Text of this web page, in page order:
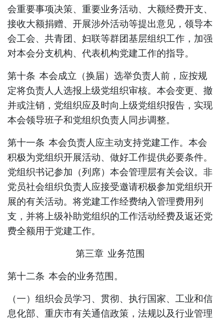
会重要事项决策、重要业务活动、大额经费开支、
接收大额捐赠、开展涉外活动等提出意见，领导本
会工会、共青团、妇联等群团基层组织工作，加强
对本会分支机构、代表机构党建工作的指导。
第十条 本会成立（换届）选举负责人前，应按规
定将负责人人选报上级党组织审核。本会变更、 撤
并或注销，党组织应及时向上级党组织报告，实现
本会领导班子和党组织负责人同步调整。
第十一条 本会负责人应主动支持党建工作。本会
积极为党组织开展活动、做好工作提供必要条件。
党组织书记参加（列席）本会管理层有关会议。非
党员社会组织负责人应接受邀请积极参加党组织开
展的有关活动。将党建工作经费纳入管理费用列
支，并将上级补助党组织的工作活动经费及返还党
费全额用于党建工作。
第三章 业务范围
第十二条 本会的业务范围。
（一）组织会员学习、贯彻、执行国家、工业和信
息化部、重庆市有关通信政策，法规以及行业管理